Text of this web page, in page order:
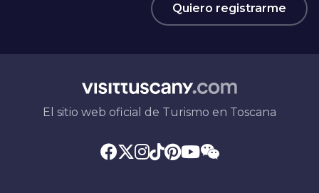
Quiero registrarme
El sitio web oficial de Turismo en Toscana